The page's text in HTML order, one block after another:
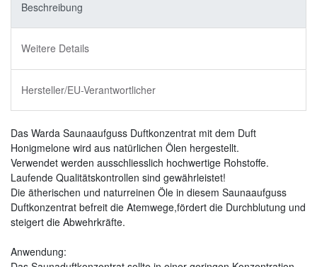
Beschreibung
Weitere Details
Hersteller/EU-Verantwortlicher
Das Warda Saunaaufguss Duftkonzentrat mit dem Duft
Honigmelone wird aus natürlichen Ölen hergestellt.
Verwendet werden ausschliesslich hochwertige Rohstoffe.
Laufende Qualitätskontrollen sind gewährleistet!
Die ätherischen und naturreinen Öle in diesem Saunaaufguss
Duftkonzentrat befreit die Atemwege,fördert die Durchblutung und
steigert die Abwehrkräfte.
Anwendung: